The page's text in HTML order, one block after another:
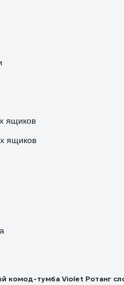
ящиков
ящиков
комод-тумба Violet Ротанг